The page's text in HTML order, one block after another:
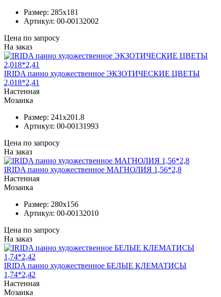
Размер: 285x181
Артикул: 00-00132002
Цена по запросу
На заказ
IRIDA панно художественное ЭКЗОТИЧЕСКИЕ ЦВЕТЫ
2,018*2,41
Настенная
Мозаика
Размер: 241x201.8
Артикул: 00-00131993
Цена по запросу
На заказ
IRIDA панно художественное МАГНОЛИЯ 1,56*2,8
Настенная
Мозаика
Размер: 280x156
Артикул: 00-00132010
Цена по запросу
На заказ
IRIDA панно художественное БЕЛЫЕ КЛЕМАТИСЫ
1,74*2,42
Настенная
Мозаика